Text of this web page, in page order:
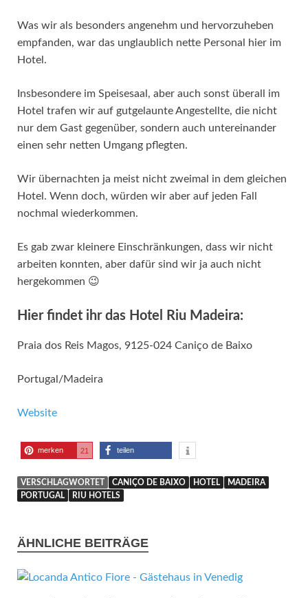
Was wir als besonders angenehm und hervorzuheben
empfanden, war das unglaublich nette Personal hier im
Hotel.
Insbesondere im Speisesaal, aber auch sonst überall im
Hotel trafen wir auf gutgelaunte Angestellte, die nicht
nur dem Gast gegenüber, sondern auch untereinander
einen sehr netten Umgang pflegten.
Wir übernachten ja meist nicht zweimal in dem gleichen
Hotel. Wenn doch, würden wir aber auf jeden Fall
nochmal wiederkommen.
Es gab zwar kleinere Einschränkungen, dass wir nicht
arbeiten konnten, aber dafür sind wir ja auch nicht
hergekommen 😉
Hier findet ihr das Hotel Riu Madeira:
Praia dos Reis Magos, 9125-024 Caniço de Baixo
Portugal/Madeira
Website
merken 21 teilen
VERSCHLAGWORTET CANIÇO DE BAIXO HOTEL
MADEIRA
PORTUGAL
RIU HOTELS
ÄHNLICHE BEITRÄGE